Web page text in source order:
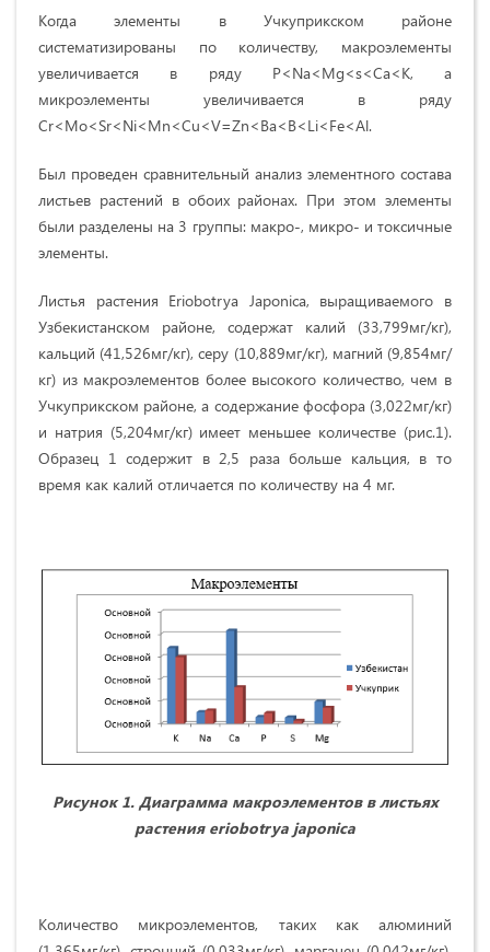
Когда элементы в Учкуприкском районе
систематизированы по количеству, макроэлементы
увеличивается в ряду P<Na<Mg<s<Ca<K, а
микроэлементы увеличивается в ряду
Cr<Mo<Sr<Ni<Mn<Cu<V=Zn<Ba<B<Li<Fe<Al.
Был проведен сравнительный анализ элементного состава
листьев растений в обоих районах. При этом элементы
были разделены на 3 группы: макро-, микро- и токсичные
элементы.
Листья растения Eriobotrya Japonica, выращиваемого в
Узбекистанском районе, содержат калий (33,799мг/кг),
кальций (41,526мг/кг), серу (10,889мг/кг), магний (9,854мг/
кг) из макроэлементов более высокого количество, чем в
Учкуприкском районе, а содержание фосфора (3,022мг/кг)
и натрия (5,204мг/кг) имеет меньшее количестве (рис.1).
Образец 1 содержит в 2,5 раза больше кальция, в то
время как калий отличается по количеству на 4 мг.
Рисунок 1. Диаграмма макроэлементов в листьях
растения eriobotrya japonica
Количество микроэлементов, таких как алюминий